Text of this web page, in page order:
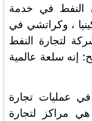
النفط في خدمة
، وكراتشي في
لتجارة النفط
إنه سلعة عالمية
عمليات تجارة
مراكز لتجارة